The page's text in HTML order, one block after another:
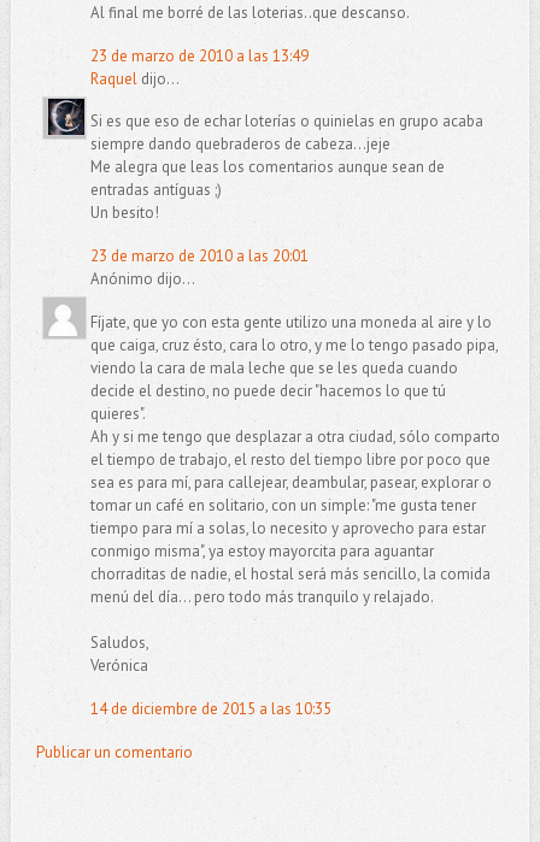
Al final me borré de las loterias..que descanso.
23 de marzo de 2010 a las 13:49
Raqueldijo...
Si es que eso de echar loterías o quinielas en grupo acaba
siempre dando quebraderos de cabeza...jeje
Me alegra que leas los comentarios aunque sean de
entradas antíguas ;)
Un besito!
23 de marzo de 2010 a las 20:01
Anónimo dijo...
Fíjate, que yo con esta gente utilizo una moneda al aire y lo
que caiga, cruz ésto, cara lo otro, y me lo tengo pasado pipa,
viendo la cara de mala leche que se les queda cuando
decide el destino, no puede decir "hacemos lo que tú
quieres".
Ah y si me tengo que desplazar a otra ciudad, sólo comparto
el tiempo de trabajo, el resto del tiempo libre por poco que
sea es para mí, para callejear, deambular, pasear, explorar o
tomar un café en solitario, con un simple: "me gusta tener
tiempo para mí a solas, lo necesito y aprovecho para estar
conmigo misma", ya estoy mayorcita para aguantar
chorraditas de nadie, el hostal será más sencillo, la comida
menú del día... pero todo más tranquilo y relajado.
Saludos,
Verónica
14 de diciembre de 2015 a las 10:35
Publicar un comentario